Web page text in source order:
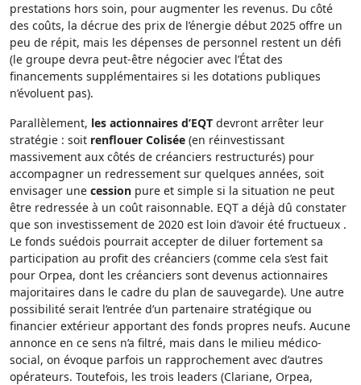
prestations hors soin, pour augmenter les revenus. Du côté
des coûts, la décrue des prix de l’énergie début 2025 offre un
peu de répit, mais les dépenses de personnel restent un défi
(le groupe devra peut-être négocier avec l’État des
financements supplémentaires si les dotations publiques
n’évoluent pas).
Parallèlement, les actionnaires d’EQT devront arrêter leur
stratégie : soit renflouer Colisée (en réinvestissant
massivement aux côtés de créanciers restructurés) pour
accompagner un redressement sur quelques années, soit
envisager une cession pure et simple si la situation ne peut
être redressée à un coût raisonnable. EQT a déjà dû constater
que son investissement de 2020 est loin d’avoir été fructueux .
Le fonds suédois pourrait accepter de diluer fortement sa
participation au profit des créanciers (comme cela s’est fait
pour Orpea, dont les créanciers sont devenus actionnaires
majoritaires dans le cadre du plan de sauvegarde). Une autre
possibilité serait l’entrée d’un partenaire stratégique ou
financier extérieur apportant des fonds propres neufs. Aucune
annonce en ce sens n’a filtré, mais dans le milieu médico-
social, on évoque parfois un rapprochement avec d’autres
opérateurs. Toutefois, les trois leaders (Clariane, Orpea,